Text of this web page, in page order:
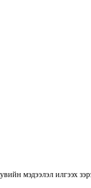
мэдээлэл илгээх